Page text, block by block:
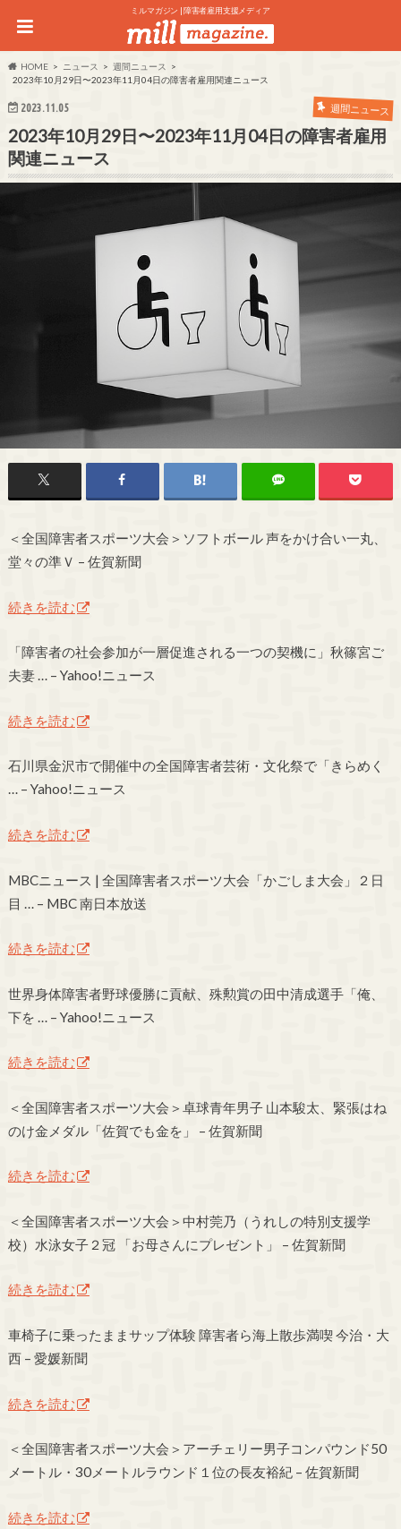
ミルマガジン | 障害者雇用支援メディア
HOME ニュース
週間ニュース
2023年10月29日〜2023年11月04日の障害者雇用関連ニュース
2023.11.05 週間ニュース
2023年10月29日〜2023年11月04日の障害者雇用
関連ニュース
＜全国障害者スポーツ大会＞ソフトボール 声をかけ合い一丸、
堂々の準Ｖ – 佐賀新聞
続きを読む
「障害者の社会参加が一層促進される一つの契機に」秋篠宮ご
夫妻 … – Yahoo!ニュース
続きを読む
石川県金沢市で開催中の全国障害者芸術・文化祭で「きらめく
… – Yahoo!ニュース
続きを読む
MBCニュース | 全国障害者スポーツ大会「かごしま大会」２日
目 … – MBC 南日本放送
続きを読む
世界身体障害者野球優勝に貢献、殊勲賞の田中清成選手「俺、
下を … – Yahoo!ニュース
続きを読む
＜全国障害者スポーツ大会＞卓球青年男子 山本駿太、緊張はね
のけ金メダル「佐賀でも金を」 – 佐賀新聞
続きを読む
＜全国障害者スポーツ大会＞中村莞乃（うれしの特別支援学
校）水泳女子２冠 「お母さんにプレゼント」 – 佐賀新聞
続きを読む
車椅子に乗ったままサップ体験 障害者ら海上散歩満喫 今治・大
西 – 愛媛新聞
続きを読む
＜全国障害者スポーツ大会＞アーチェリー男子コンパウンド50
メートル・30メートルラウンド１位の長友裕紀 – 佐賀新聞
続きを読む